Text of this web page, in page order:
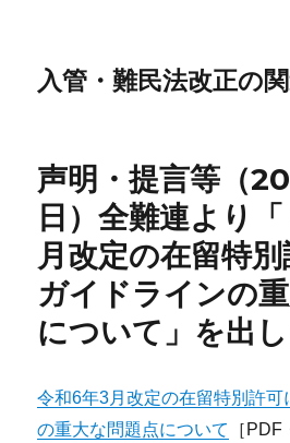
入管・難民法改正の
声明・提言等（
日）全難連より
月改定の在留特
ガイドラインの
について」を出し
令和6年3月改定の在留特別許可
の重大な問題点について
［PDF